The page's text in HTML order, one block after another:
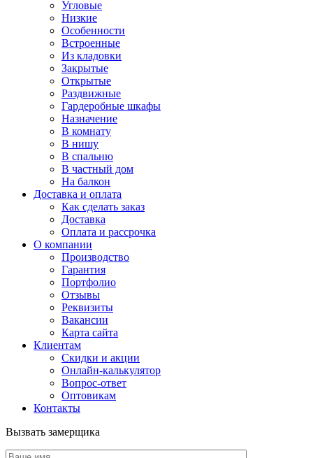
Угловые
Низкие
Особенности
Встроенные
Из кладовки
Закрытые
Открытые
Раздвижные
Гардеробные шкафы
Назначение
В комнату
В нишу
В спальню
В частный дом
На балкон
Доставка и оплата
Как сделать заказ
Доставка
Оплата и рассрочка
О компании
Производство
Гарантия
Портфолио
Отзывы
Реквизиты
Вакансии
Карта сайта
Клиентам
Скидки и акции
Онлайн-калькулятор
Вопрос-ответ
Оптовикам
Контакты
Вызвать замерщика